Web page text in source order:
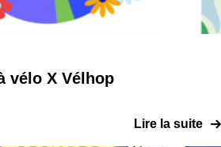
vélo X Vélhop
Lire la suite